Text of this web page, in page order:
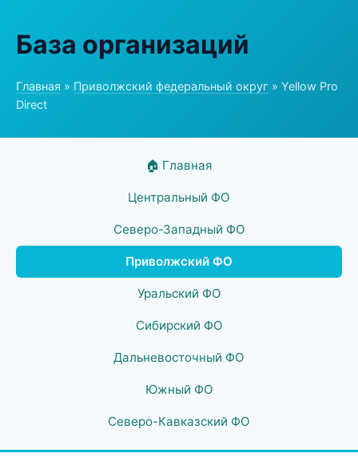
База организаций
Главная » Приволжский федеральный округ » Yellow Pro
Direct
🏠 Главная
Центральный ФО
Северо-Западный ФО
Приволжский ФО
Уральский ФО
Сибирский ФО
Дальневосточный ФО
Южный ФО
Северо-Кавказский ФО